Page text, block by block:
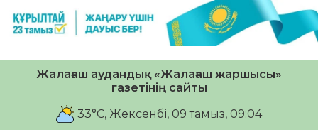
Жалағаш аудандық «Жалағаш жаршысы»
газетінің сайты
33°C, Жексенбі, 09 тамыз, 09:04